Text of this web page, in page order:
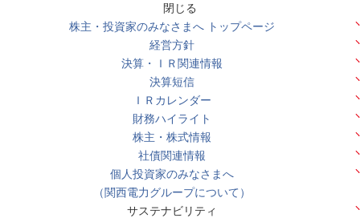
閉じる
株主・投資家のみなさまへ トップページ
経営方針
決算・ＩＲ関連情報
決算短信
ＩＲカレンダー
財務ハイライト
株主・株式情報
社債関連情報
個人投資家のみなさまへ
（関西電力グループについて）
サステナビリティ